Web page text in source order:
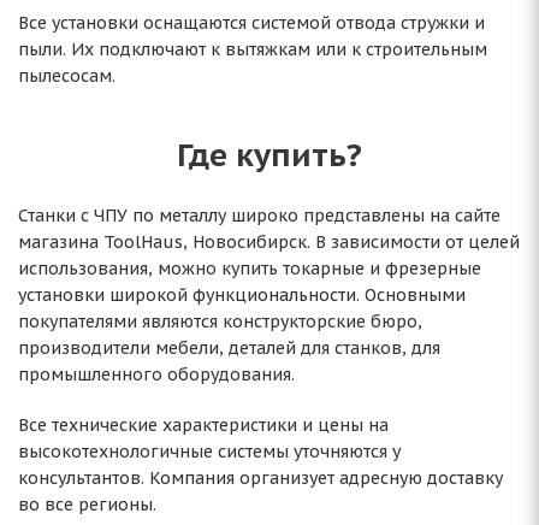
Все установки оснащаются системой отвода стружки и
пыли. Их подключают к вытяжкам или к строительным
пылесосам.
Где купить?
Станки с ЧПУ по металлу широко представлены на сайте
магазина ToolHaus, Новосибирск. В зависимости от целей
использования, можно купить токарные и фрезерные
установки широкой функциональности. Основными
покупателями являются конструкторские бюро,
производители мебели, деталей для станков, для
промышленного оборудования.
Все технические характеристики и цены на
высокотехнологичные системы уточняются у
консультантов. Компания организует адресную доставку
во все регионы.